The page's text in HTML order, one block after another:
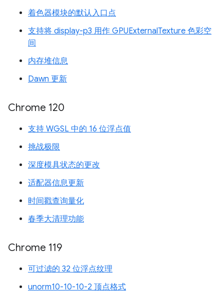
着色器模块的默认入口点
支持将 display-p3 用作 GPUExternalTexture 色彩空
间
内存堆信息
Dawn 更新
Chrome 120
支持 WGSL 中的 16 位浮点值
挑战极限
深度模具状态的更改
适配器信息更新
时间戳查询量化
春季大清理功能
Chrome 119
可过滤的 32 位浮点纹理
unorm10-10-10-2 顶点格式